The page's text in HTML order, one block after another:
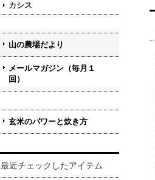
カシス
山の農場だより
メールマガジン（毎月１
回）
玄米のパワーと炊き方
最近チェックしたアイテム